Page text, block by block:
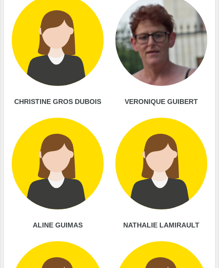
CHRISTINE GROS DUBOIS VERONIQUE GUIBERT
ALINE GUIMAS NATHALIE LAMIRAULT